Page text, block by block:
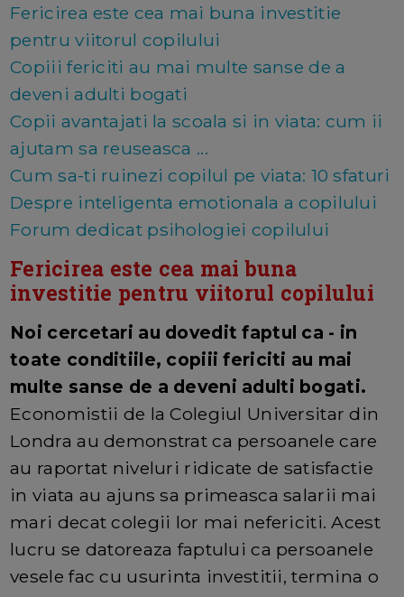
Fericirea este cea mai buna investitie
pentru viitorul copilului
Copiii fericiti au mai multe sanse de a
deveni adulti bogati
Copii avantajati la scoala si in viata: cum ii
ajutam sa reuseasca ...
Cum sa-ti ruinezi copilul pe viata: 10 sfaturi
Despre inteligenta emotionala a copilului
Forum dedicat psihologiei copilului
Fericirea este cea mai buna
investitie pentru viitorul copilului
Noi cercetari au dovedit faptul ca - in
toate conditiile, copiii fericiti au mai
multe sanse de a deveni adulti bogati.
Economistii de la Colegiul Universitar din
Londra au demonstrat ca persoanele care
au raportat niveluri ridicate de satisfactie
in viata au ajuns sa primeasca salarii mai
mari decat colegii lor mai nefericiti. Acest
lucru se datoreaza faptului ca persoanele
vesele fac cu usurinta investitii, termina o